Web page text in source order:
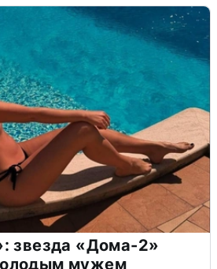
звезда «Дома-2»
мужем